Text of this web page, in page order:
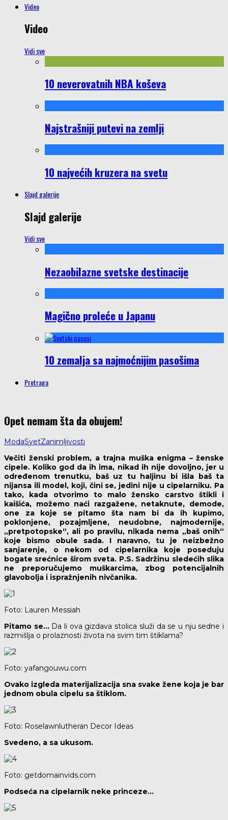
Video
Video
Vidi sve
10 neverovatnih NBA koševa
Najstrašniji putevi na zemlji
10 najvećih kruzera na svetu
Slajd galerije
Slajd galerije
Vidi sve
Nezaobilazne svetske destinacije
Magično proleće u Japanu
10 zemalja sa najmoćnijim pasošima
Pretraga
Opet nemam šta da obujem!
ModaSvetZanimljivosti
Večiti ženski problem, a trajna muška enigma – ženske
cipele. Koliko god da ih ima, nikad ih nije dovoljno, jer u
određenom trenutku, baš uz tu haljinu bi išla baš ta
nijansa ili model, koji, čini se, jedini nije u cipelarniku. Pa
tako, kada otvorimo to malo žensko carstvo štikli i
kaišića, možemo naći razgažene, netaknute, demode,
one za koje se pitamo šta nam bi da ih kupimo,
poklonjene, pozajmljene, neudobne, najmodernije,
„pretpotopske“, ali po pravilu, nikada nema „baš onih“
koje bismo obule sada. I naravno, tu je neizbežno
sanjarenje, o nekom od cipelarnika koje poseduju
bogate srećnice širom sveta. P.S. Sadržinu sledećih slika
ne preporučujemo muškarcima, zbog potencijalnih
glavobolja i ispražnjenih nivčanika.
Foto: Lauren Messiah
Pitamo se…Da li ova gizdava stolica služi da se u nju sedne i
razmišlja o prolaznosti života na svim tim štiklama?
Foto: yafangouwu.com
Ovako izgleda materijalizacija sna svake žene koja je bar
jednom obula cipelu sa štiklom.
Foto: Roselawnlutheran Decor Ideas
Svedeno, a sa ukusom.
Foto: getdomainvids.com
Podseća na cipelarnik neke princeze…